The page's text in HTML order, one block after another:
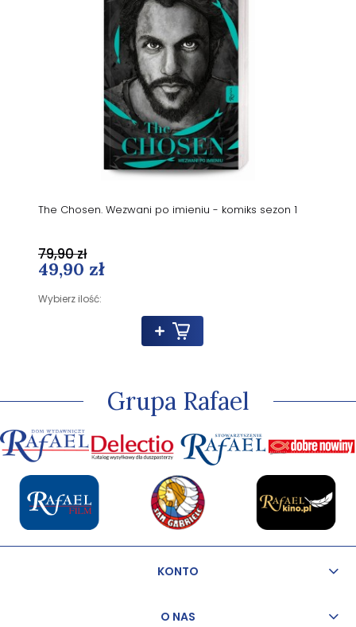
The Chosen. Wezwani po imieniu - komiks sezon 1
49,90 zł
Wybierz ilość:
79,90 zł
Grupa Rafael
KONTO
O NAS